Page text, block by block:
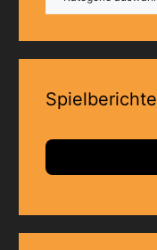
Spielberichte